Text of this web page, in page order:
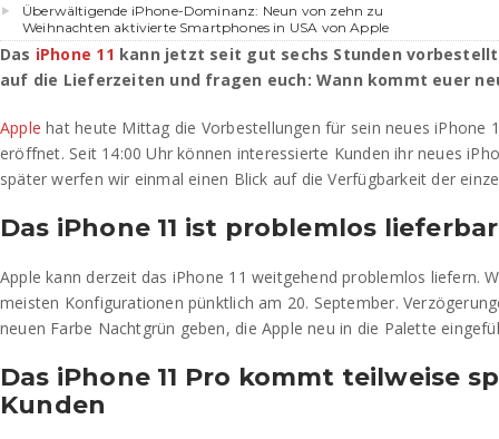
Überwältigende iPhone-Dominanz: Neun von zehn zu
Weihnachten aktivierte Smartphones in USA von Apple
Das iPhone 11 kann jetzt seit gut sechs Stunden
auf die Lieferzeiten und fragen euch: Wann kommt euer
Apple hat heute Mittag die Vorbestellungen für sein neues iPhone
eröffnet. Seit 14:00 Uhr können interessierte Kunden ihr neues
später werfen wir einmal einen Blick auf die Verfügbarkeit der
Das iPhone 11 ist problemlos lieferbar
Apple kann derzeit das iPhone 11 weitgehend problemlos liefern.
meisten Konfigurationen pünktlich am 20. September.
neuen Farbe Nachtgrün geben, die Apple neu in die Palette
Das iPhone 11 Pro kommt teilweise
Kunden